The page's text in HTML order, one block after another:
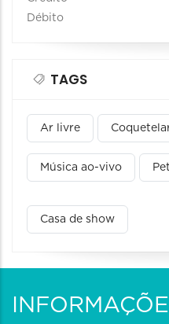
Débito
TAGS
Ar livre
Música ao-vivo
Casa de show